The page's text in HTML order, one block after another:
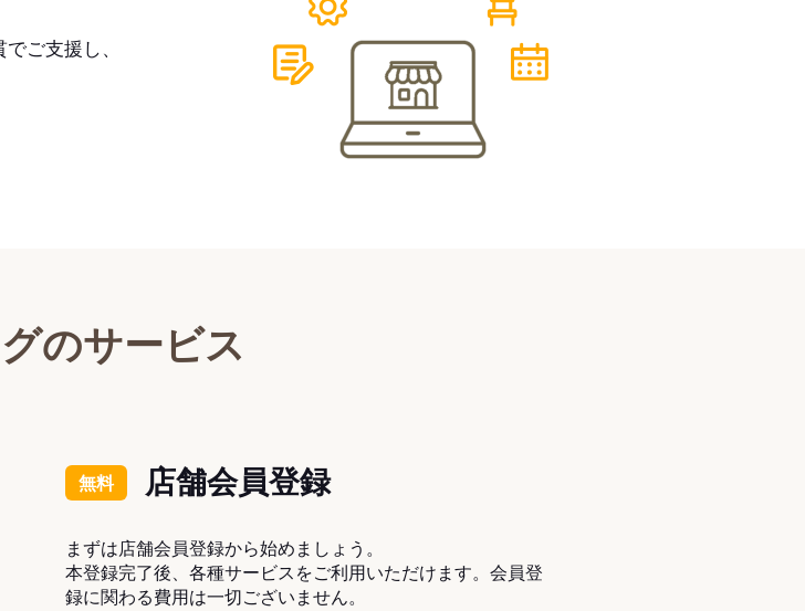
ご支援し、
のサービス
無料 店舗会員登録
まずは店舗会員登録から始めましょう。
本登録完了後、各種サービスをご利用いただけます。会員登
録に関わる費用は一切ございません。